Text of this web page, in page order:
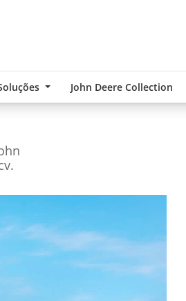
John Deere Collection